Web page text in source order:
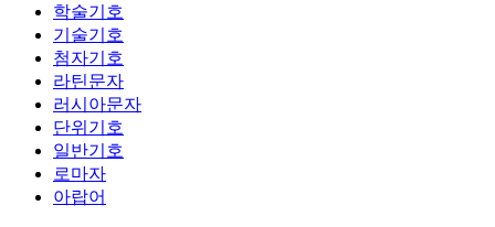
학술기호
기술기호
첨자기호
라틴문자
러시아문자
단위기호
일반기호
로마자
아랍어